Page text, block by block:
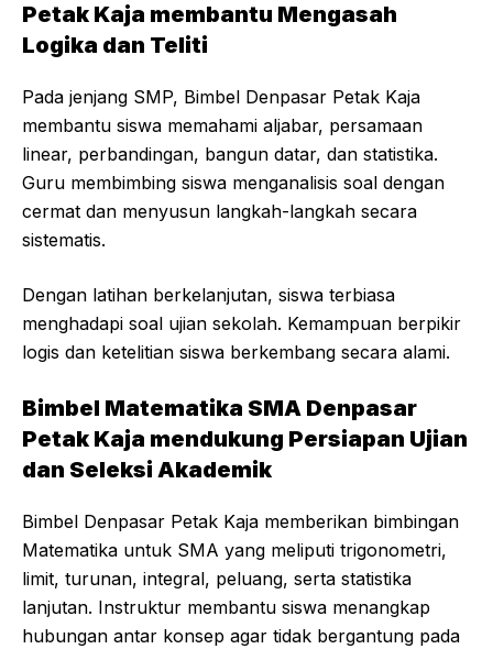
Petak Kaja membantu Mengasah
Logika dan Teliti
Pada jenjang SMP, Bimbel Denpasar Petak Kaja
membantu siswa memahami aljabar, persamaan
linear, perbandingan, bangun datar, dan statistika.
Guru membimbing siswa menganalisis soal dengan
cermat dan menyusun langkah-langkah secara
sistematis.
Dengan latihan berkelanjutan, siswa terbiasa
menghadapi soal ujian sekolah. Kemampuan berpikir
logis dan ketelitian siswa berkembang secara alami.
Bimbel Matematika SMA Denpasar
Petak Kaja mendukung Persiapan Ujian
dan Seleksi Akademik
Bimbel Denpasar Petak Kaja memberikan bimbingan
Matematika untuk SMA yang meliputi trigonometri,
limit, turunan, integral, peluang, serta statistika
lanjutan. Instruktur membantu siswa menangkap
hubungan antar konsep agar tidak bergantung pada